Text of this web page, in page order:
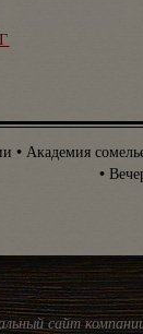
• Академия
•
сайт